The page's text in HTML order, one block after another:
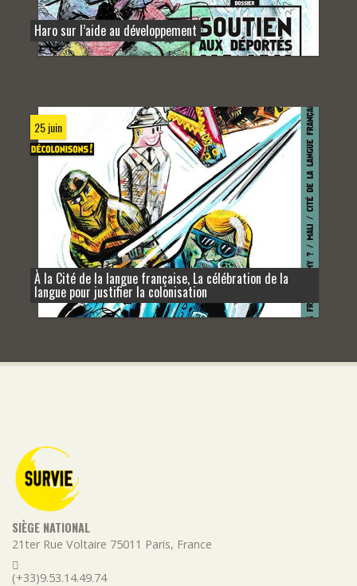
Haro sur l’aide au développement
25 juin
À la Cité de la langue française, La célébration de la
langue pour justifier la colonisation
SIÈGE NATIONAL
21ter Rue Voltaire 75011 Paris, France
(+33)9.53.14.49.74